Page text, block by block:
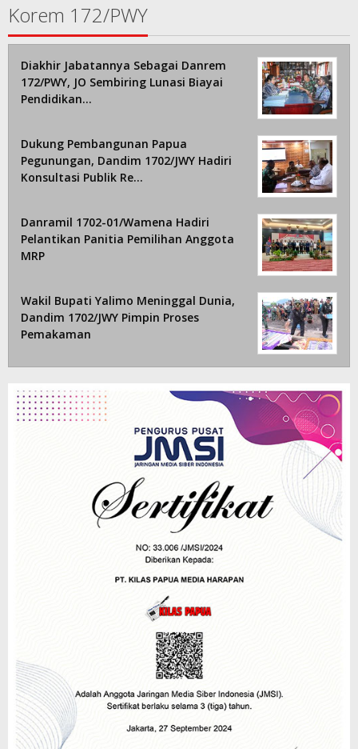
Korem 172/PWY
Diakhir Jabatannya Sebagai Danrem
172/PWY, JO Sembiring Lunasi Biayai
Pendidikan…
Dukung Pembangunan Papua
Pegunungan, Dandim 1702/JWY Hadiri
Konsultasi Publik Re…
Danramil 1702-01/Wamena Hadiri
Pelantikan Panitia Pemilihan Anggota
MRP
Wakil Bupati Yalimo Meninggal Dunia,
Dandim 1702/JWY Pimpin Proses
Pemakaman